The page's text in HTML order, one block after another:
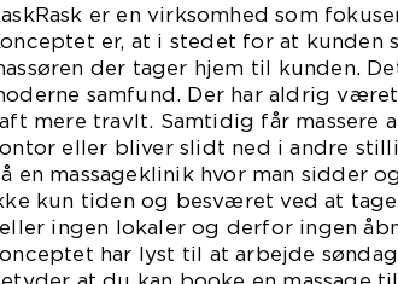
er en virksomhed som
er, at i stedet for at kunden
der tager hjem til kunden.
samfund. Der har aldrig
mere travlt. Samtidig får massere
eller bliver slidt ned i andre
en massageklinik hvor man sidder
kun tiden og besværet ved at tage
ingen lokaler og derfor ingen
har lyst til at arbejde